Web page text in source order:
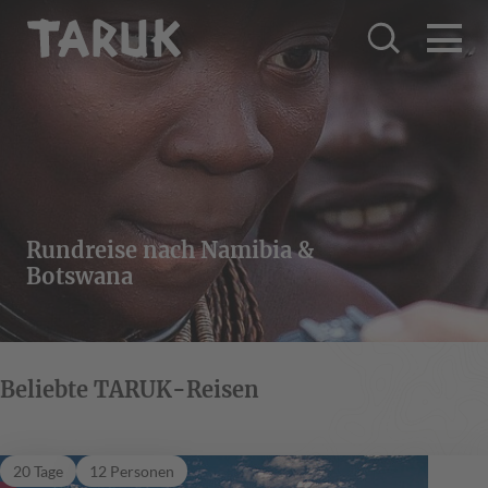
Rundreise nach Namibia &
Botswana
Beliebte TARUK-Reisen
20 Tage 12 Personen
Welwitschia